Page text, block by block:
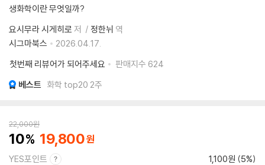
생화학이란 무엇일까?
요시무라 시게히로 저 정한뉘 역
시그마북스
2026.04.17.
첫번째 리뷰어가 되어주세요
판매지수 624
베스트 화학 top20 2주
22,000원
10 19,800
YES포인트 1,100원 (5%)